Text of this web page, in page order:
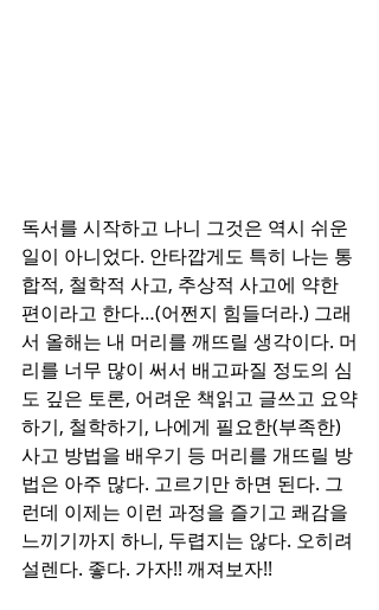
독서를 시작하고 나니 그것은 역시 쉬운
일이 아니었다. 안타깝게도 특히 나는 통
합적, 철학적 사고, 추상적 사고에 약한
편이라고 한다…(어쩐지 힘들더라.) 그래
서 올해는 내 머리를 깨뜨릴 생각이다. 머
리를 너무 많이 써서 배고파질 정도의 심
도 깊은 토론, 어려운 책읽고 글쓰고 요약
하기, 철학하기, 나에게 필요한(부족한)
사고 방법을 배우기 등 머리를 개뜨릴 방
법은 아주 많다. 고르기만 하면 된다. 그
런데 이제는 이런 과정을 즐기고 쾌감을
느끼기까지 하니, 두렵지는 않다. 오히려
설렌다. 좋다. 가자!! 깨져보자!!